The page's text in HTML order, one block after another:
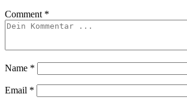
Comment *
Name *
Email *